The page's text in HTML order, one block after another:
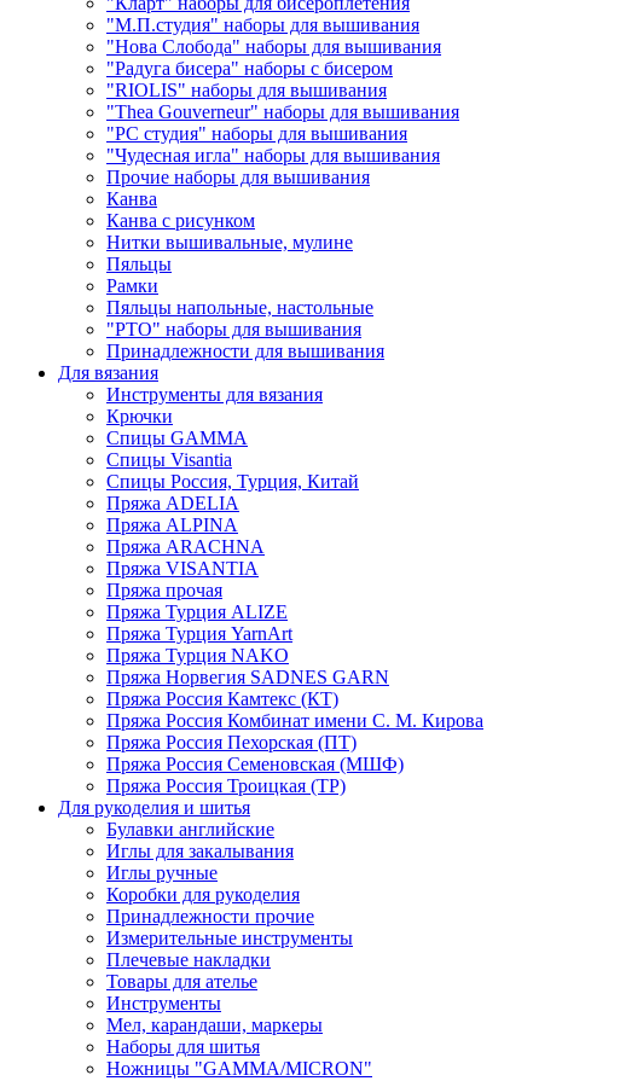
"М.П.студия" наборы для вышивания
"Нова Слобода" наборы для вышивания
"Радуга бисера" наборы с бисером
"RIOLIS" наборы для вышивания
"Thea Gouverneur" наборы для вышивания
"РС студия" наборы для вышивания
"Чудесная игла" наборы для вышивания
Прочие наборы для вышивания
Канва
Канва с рисунком
Нитки вышивальные, мулине
Пяльцы
Рамки
Пяльцы напольные, настольные
"РТО" наборы для вышивания
Принадлежности для вышивания
Для вязания
Инструменты для вязания
Крючки
Спицы GAMMA
Спицы Visantia
Спицы Россия, Турция, Китай
Пряжа ADELIA
Пряжа ALPINA
Пряжа ARACHNA
Пряжа VISANTIA
Пряжа прочая
Пряжа Турция ALIZE
Пряжа Турция YarnArt
Пряжа Турция NAKO
Пряжа Норвегия SADNES GARN
Пряжа Россия Камтекс (КТ)
Пряжа Россия Комбинат имени С. М. Кирова
Пряжа Россия Пехорская (ПТ)
Пряжа Россия Семеновская (МШФ)
Пряжа Россия Троицкая (ТР)
Для рукоделия и шитья
Булавки английские
Иглы для закалывания
Иглы ручные
Коробки для рукоделия
Принадлежности прочие
Измерительные инструменты
Плечевые накладки
Товары для ателье
Инструменты
Мел, карандаши, маркеры
Наборы для шитья
Ножницы "GAMMA/MICRON"